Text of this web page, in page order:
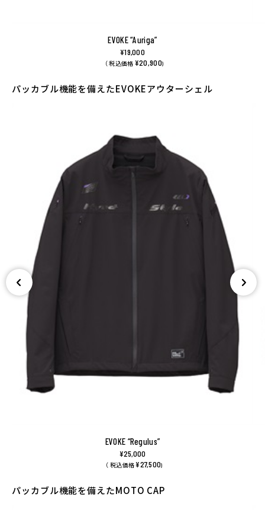
EVOKE “Auriga”
¥19,000
（ 税込価格 ¥20,900)
パッカブル機能を備えたEVOKEアウターシェル
EVOKE “Regulus”
¥25,000
（ 税込価格¥27,500)
パッカブル機能を備えたMOTO CAP